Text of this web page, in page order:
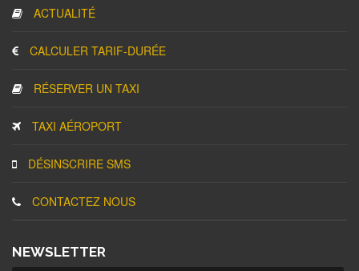
ACTUALITÉ
CALCULER TARIF-DURÉE
RÉSERVER UN TAXI
TAXI AÉROPORT
DÉSINSCRIRE SMS
CONTACTEZ NOUS
NEWSLETTER